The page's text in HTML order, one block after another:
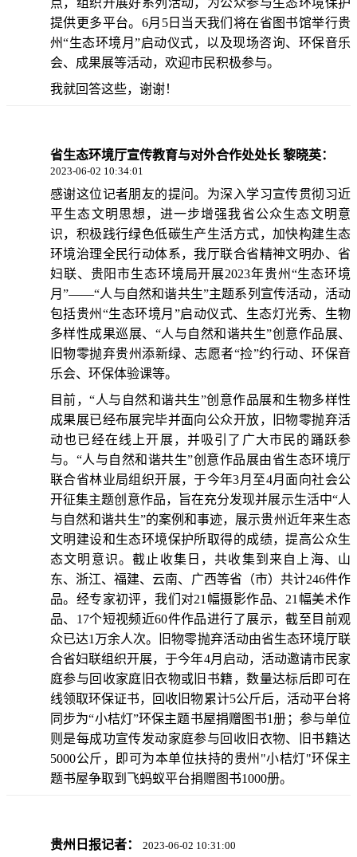
点，组织开展好系列活动，为公众参与生态环境保护
提供更多平台。6月5日当天我们将在省图书馆举行贵
州“生态环境月”启动仪式，以及现场咨询、环保音乐
会、成果展等活动，欢迎市民积极参与。
我就回答这些，谢谢！
省生态环境厅宣传教育与对外合作处处长 黎晓英：
2023-06-02 10:34:01
感谢这位记者朋友的提问。为深入学习宣传贯彻习近
平生态文明思想，进一步增强我省公众生态文明意
识，积极践行绿色低碳生产生活方式，加快构建生态
环境治理全民行动体系，我厅联合省精神文明办、省
妇联、贵阳市生态环境局开展2023年贵州“生态环境
月”——“人与自然和谐共生”主题系列宣传活动，活动
包括贵州“生态环境月”启动仪式、生态灯光秀、生物
多样性成果巡展、“人与自然和谐共生”创意作品展、
旧物零抛弃贵州添新绿、志愿者“捡”约行动、环保音
乐会、环保体验课等。
目前，“人与自然和谐共生”创意作品展和生物多样性
成果展已经布展完毕并面向公众开放，旧物零抛弃活
动也已经在线上开展，并吸引了广大市民的踊跃参
与。“人与自然和谐共生”创意作品展由省生态环境厅
联合省林业局组织开展，于今年3月至4月面向社会公
开征集主题创意作品，旨在充分发现并展示生活中“人
与自然和谐共生”的案例和事迹，展示贵州近年来生态
文明建设和生态环境保护所取得的成绩，提高公众生
态文明意识。截止收集日，共收集到来自上海、山
东、浙江、福建、云南、广西等省（市）共计246件作
品。经专家初评，我们对21幅摄影作品、21幅美术作
品、17个短视频近60件作品进行了展示，截至目前观
众已达1万余人次。旧物零抛弃活动由省生态环境厅联
合省妇联组织开展，于今年4月启动，活动邀请市民家
庭参与回收家庭旧衣物或旧书籍，数量达标后即可在
线领取环保证书，回收旧物累计5公斤后，活动平台将
同步为“小桔灯”环保主题书屋捐赠图书1册；参与单位
则是每成功宣传发动家庭参与回收旧衣物、旧书籍达
5000公斤，即可为本单位扶持的贵州"小桔灯"环保主
题书屋争取到飞蚂蚁平台捐赠图书1000册。
贵州日报记者： 2023-06-02 10:31:00